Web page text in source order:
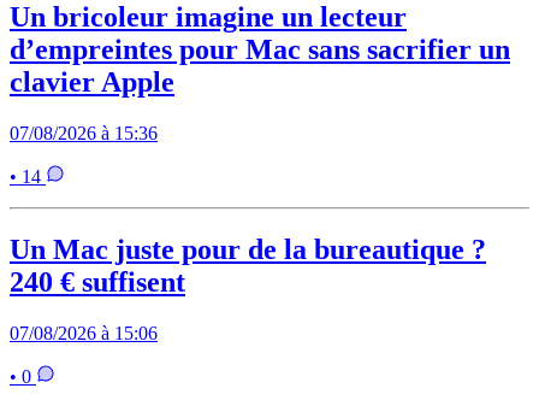
Un bricoleur imagine un lecteur
d’empreintes pour Mac sans sacrifier un
clavier Apple
07/08/2026 à 15:36
• 14
Un Mac juste pour de la bureautique ?
240 € suffisent
07/08/2026 à 15:06
• 0